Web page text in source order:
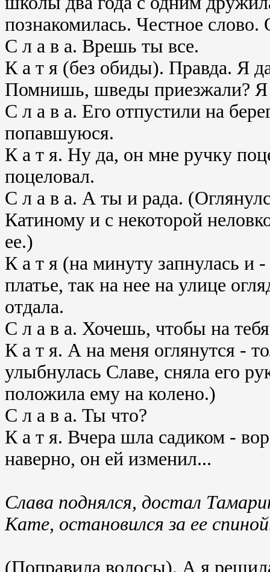
познакомилась. Честное слово.
С л а в а. Врешь ты все.
К а т я (без обиды). Правда. Я
Помнишь, шведы приезжали? Я
С л а в а. Его отпустили на
попавшуюся.
К а т я. Ну да, он мне ручку
поцеловал.
С л а в а. А ты и рада.
Катиному и с некоторой
ее.)
К а т я (на минуту запнулась и
платье, так на нее на улице
отдала.
С л а в а. Хочешь, чтобы на
К а т я. А на меня оглянутся -
улыбнулась Славе, сняла его
положила ему на колено.)
С л а в а. Ты что?
К а т я. Вчера шла садиком -
наверно, он ей изменил...
Слава поднялся, достал
Кате, остановился за ее
(Поправила волосы). А я